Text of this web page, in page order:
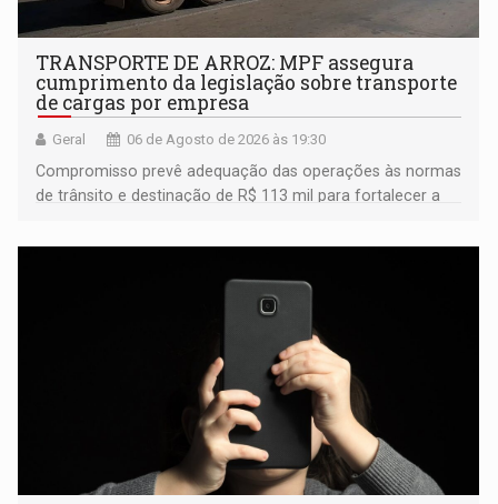
TRANSPORTE DE ARROZ: MPF assegura
cumprimento da legislação sobre transporte
de cargas por empresa
Geral 06 de Agosto de 2026 às 19:30
Compromisso prevê adequação das operações às normas
de trânsito e destinação de R$ 113 mil para fortalecer a